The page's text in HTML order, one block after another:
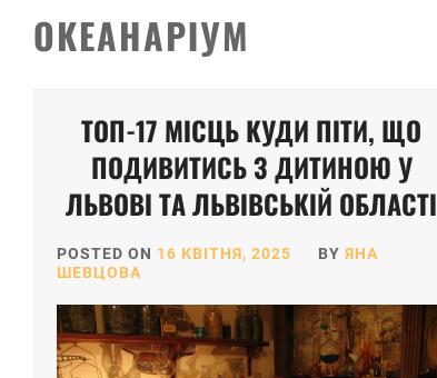
ОКЕАНАРІУМ
ТОП-17 МІСЦЬ КУДИ ПІТИ, ЩО
ПОДИВИТИСЬ З ДИТИНОЮ У
ЛЬВОВІ ТА ЛЬВІВСЬКІЙ ОБЛАСТІ
POSTED ON 16 КВІТНЯ, 2025 BY ЯНА
ШЕВЦОВА